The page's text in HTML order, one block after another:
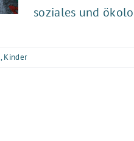
soziales und
,Kinder